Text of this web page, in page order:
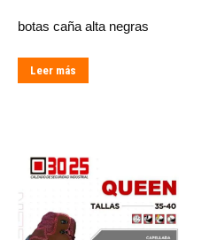
botas caña alta negras
Leer más